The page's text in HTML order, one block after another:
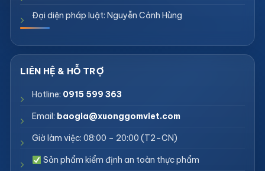
Đại diện pháp luật: Nguyễn Cảnh Hùng
Hotline: 0915 599 363
Email: baogia@xuonggomviet.com
Giờ làm việc: 08:00 – 20:00 (T2–CN)
Sản phẩm kiểm định an toàn thực phẩm